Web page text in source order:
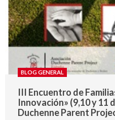
BLOG GENERAL
III Encuentro de
Innovación» (9,10 y 11
Duchenne Parent